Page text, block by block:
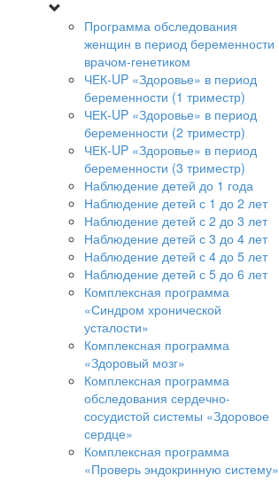
Программа обследования
женщин в период беременности
врачом-генетиком
ЧЕК-UP «Здоровье» в период
беременности (1 триместр)
ЧЕК-UP «Здоровье» в период
беременности (2 триместр)
ЧЕК-UP «Здоровье» в период
беременности (3 триместр)
Наблюдение детей до 1 года
Наблюдение детей с 1 до 2 лет
Наблюдение детей с 2 до 3 лет
Наблюдение детей с 3 до 4 лет
Наблюдение детей с 4 до 5 лет
Наблюдение детей с 5 до 6 лет
Комплексная программа
«Синдром хронической
усталости»
Комплексная программа
«Здоровый мозг»
Комплексная программа
обследования сердечно-
сосудистой системы «Здоровое
сердце»
Комплексная программа
«Проверь эндокринную систему»